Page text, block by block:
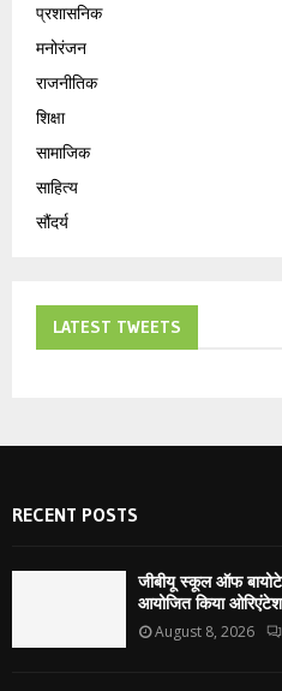
प्रशासनिक
मनोरंजन
राजनीतिक
शिक्षा
सामाजिक
साहित्य
सौंदर्य
LATEST TWEETS
RECENT POSTS
जीबीयू स्कूल ऑफ
आयोजित किया
August 8, 2026